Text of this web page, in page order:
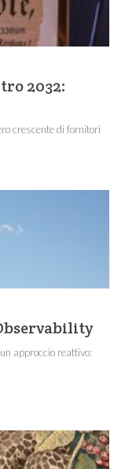
2032:
crescente di fornitori
approccio reattivo: